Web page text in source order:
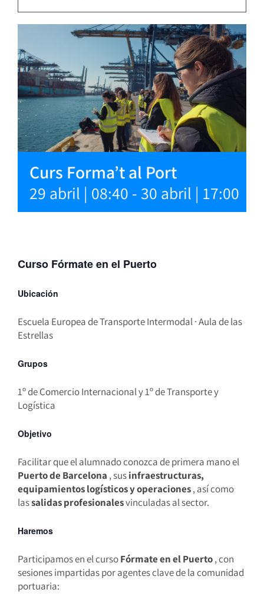
Curs Forma’t al Port
29 abril | 08:40 - 30 abril | 17:00
Curso Fórmate en el Puerto
Ubicación
Escuela Europea de Transporte Intermodal· Aula de las
Estrellas
Grupos
1º de Comercio Internacional y 1º de Transporte y
Logística
Objetivo
Facilitar que el alumnado conozca de primera mano el
Puerto de Barcelona , ​​susinfraestructuras,
equipamientos logísticos y operaciones, así como
lassalidas profesionalesvinculadas al sector.
Haremos
Participamos en el cursoFórmate en el Puerto, con
sesiones impartidas por agentes clave de la comunidad
portuaria: